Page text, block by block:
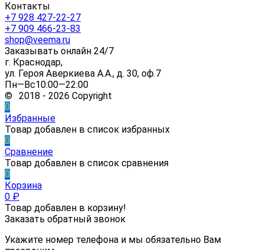
Контакты
+7 928 427-22-27
+7 909 466-23-83
shop@veema.ru
Заказывать онлайн 24/7
г. Краснодар,
ул. Героя Аверкиева А.А., д. 30, оф.7
Пн—Вс10:00—22:00
© 2018 - 2026 Copyright
0
Избранные
Товар добавлен в список избранных
0
Сравнение
Товар добавлен в список сравнения
0
Корзина
0 ₽
Товар добавлен в корзину!
Заказать обратный звонок
Укажите номер телефона и мы обязательно Вам